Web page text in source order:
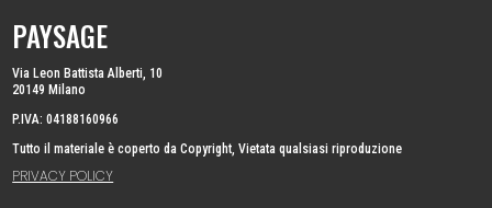
PAYSAGE
Via Leon Battista Alberti, 10
20149 Milano
P.IVA: 04188160966
Tutto il materiale è coperto da Copyright, Vietata qualsiasi riproduzione
PRIVACY POLICY